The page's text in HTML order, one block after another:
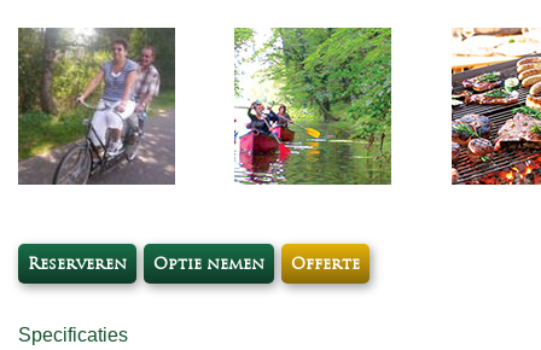
Reserveren Optie nemen Offerte
Specificaties